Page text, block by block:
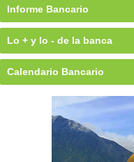
Informe Bancario
Lo + y lo - de la banca
Calendario Bancario